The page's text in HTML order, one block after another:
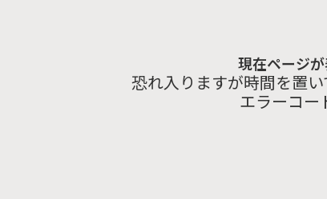
現在ページ
恐れ入りますが時間を置い
エラーコー